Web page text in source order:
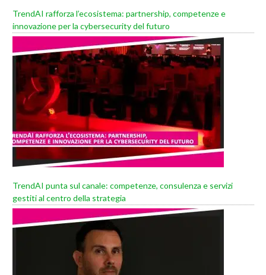
TrendAI rafforza l’ecosistema: partnership, competenze e
innovazione per la cybersecurity del futuro
TrendAI punta sul canale: competenze, consulenza e servizi
gestiti al centro della strategia